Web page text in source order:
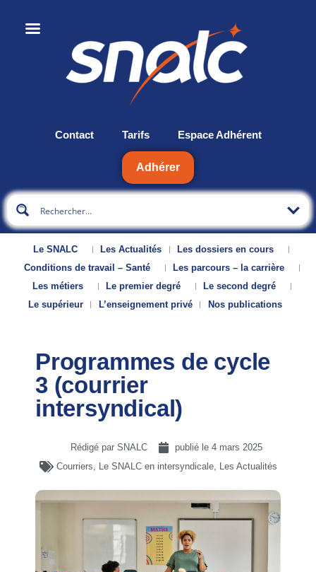
Contact Tarifs Espace Adhérent
Adhérer
Le SNALC Les Actualités
Les dossiers en cours
Conditions de travail – Santé
Les parcours – la carrière
Les métiers
Le premier degré
Le second degré
Le supérieur
L’enseignement privé Nos publications
Programmes de cycle
3 (courrier
intersyndical)
Rédigé par SNALC publié le 4 mars 2025
Courriers, Le SNALC en intersyndicale, Les Actualités